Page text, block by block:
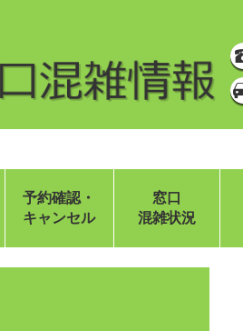
予約確認・
キャンセル
窓口
混雑状況